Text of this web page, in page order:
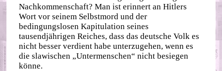
Nachkommenschaft? Man ist erinnert an Hitlers
Wort vor seinem Selbstmord und der
bedingungslosen Kapitulation seines
tausendjährigen Reiches, dass das deutsche Volk es
nicht besser verdient habe unterzugehen, wenn es
die slawischen „Untermenschen“ nicht besiegen
könne.